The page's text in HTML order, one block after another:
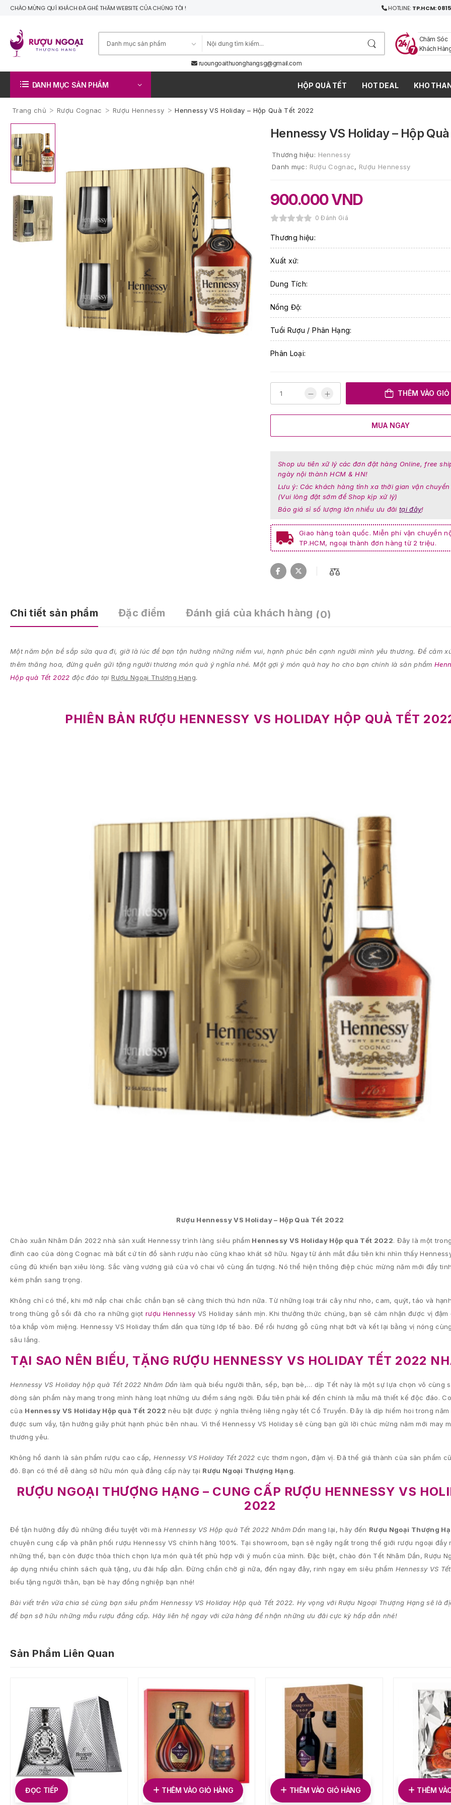
CHÀO MỪNG QUÍ KHÁCH ĐÃ GHÉ THĂM WEBSITE CỦA CHÚNG TÔI ! HOTLINE: TP.HCM:
ruoungoaithuonghangsg@gmail.com
Chăm Sóc
Khách
DANH MỤC SẢN PHẨM HỘP QUÀ TẾT HOT DEAL KHO
Trang chủ > Rượu Cognac > Rượu Hennessy > Hennessy VS Holiday – Hộp Quà Tết 2022
Hennessy VS Holiday – Hộp
Thương hiệu: Hennessy
Danh mục: Rượu Cognac, Rượu Hennessy
900.000VND
0 Đánh Giá
Thương hiệu:
Xuất xứ:
Dung Tích:
Nồng Độ:
Tuổi Rượu / Phân Hạng:
Phân Loại:
THÊM VÀO
MUA NGAY
Shop ưu tiên xữ lý các đơn đặt hàng Online, free
ngày nội thành HCM & HN!
Lưu ý: Các khách hàng tỉnh xa thời gian vận
(Vui lòng đặt sớm để Shop kịp xử lý)
Báo giá sỉ số lượng lớn nhiều ưu đãi tại đây!
Giao hàng toàn quốc. Miễn phí vận chuyển
TP.HCM, ngoại thành đơn hàng từ 2 triệu.
Chi tiết sản phẩm Đặc điểm Đánh giá của khách hàng (0)
Một năm bộn bề sắp sửa qua đi, giờ là lúc để bạn tận hưởng những niềm vui, hạnh phúc bên cạnh người mình yêu thương. Để cảm
thêm thăng hoa, đừng quên gửi tặng người thương món quà ý nghĩa nhé. Một gợi ý món quà hay ho cho bạn chính là sản phẩm
Hộp quà Tết 2022 độc đáo tạiRượu Ngoại Thượng Hạng.
PHIÊN BẢN RƯỢU HENNESSY VS HOLIDAY HỘP QUÀ TẾT
Rượu Hennessy VS Holiday – Hộp Quà Tết 2022
Chào xuân Nhâm Dần 2022 nhà sản xuất Hennessy trình làng siêu phẩm Hennessy VS Holiday Hộp quà Tết 2022. Đây là một
đỉnh cao của dòng Cognac mà bất cứ tín đồ sành rượu nào cũng khao khát sở hữu. Ngay từ ánh mắt đầu tiên khi nhìn thấy
cũng đủ khiến bạn xiêu lòng. Sắc vàng vương giả của vỏ chai vô cùng ấn tượng. Nó thể hiện thông điệp chúc mừng năm mới đầy
kém phần sang trọng.
Không chỉ có thế, khi mở nắp chai chắc chắn bạn sẽ càng thích thú hơn nữa. Từ những loại trái cây như nho, cam, quýt, táo và
trong thùng gỗ sồi đã cho ra những giọt rượu Hennessy VS Holiday sánh mịn. Khi thưởng thức chúng, bạn sẽ cảm nhận được vị
tỏa khắp vòm miệng. Hennessy VS Holiday thấm dần qua từng lớp tế bào. Để rồi hương gỗ cũng nhạt bớt và kết lại bằng vị nóng
sâu lắng.
TẠI SAO NÊN BIẾU, TẶNG RƯỢU HENNESSY VS HOLIDAY TẾT 2022
Hennessy VS Holiday hộp quà Tết 2022 Nhâm Dần làm quà biếu người thân, sếp, bạn bè,… dịp Tết này là một sự lựa chọn vô cùng
dòng sản phẩm này mang trong mình hàng loạt những ưu điểm sáng ngời. Đầu tiên phải kể đến chính là mẫu mã thiết kế độc đáo.
của Hennessy VS Holiday Hộp quà Tết 2022 nêu bật được ý nghĩa thiêng liêng ngày tết Cổ Truyền. Đây là dịp hiếm hoi trong
được sum vầy, tận hưởng giây phút hạnh phúc bên nhau. Vì thế Hennessy VS Holiday sẽ cùng bạn gửi lời chúc mừng năm mới may
thương yêu.
Không hổ danh là sản phẩm rượu cao cấp,Hennessy VS Holiday Tết 2022 cực thơm ngon, đậm vị. Đã thế giá thành của sản phẩm
đỏ. Bạn có thể dễ dàng sở hữu món quà đẳng cấp này tại Rượu Ngoại Thượng Hạng.
RƯỢU NGOẠI THƯỢNG HẠNG – CUNG CẤP RƯỢU HENNESSY VS
2022
Để tận hưởng đầy đủ những điều tuyệt vời màHennessy VS Hộp quà Tết 2022 Nhâm Dần mang lại, hãy đến Rượu Ngoại Thượng
chuyên cung cấp và phân phối rượu Hennessy VS chính hãng 100%. Tại showroom, bạn sẽ ngây ngất trong thế giới rượu ngoại đầy
những thế, bạn còn được thỏa thích chọn lựa món quà tết phù hợp với ý muốn của mình. Đặc biệt, chào đón Tết Nhâm Dần, Rượu
áp dụng nhiều chính sách quà tặng, ưu đãi hấp dẫn. Đừng chần chờ gì nữa, đến ngay đây, rinh ngay em siêu phẩm Hennessy VS
biếu tặng người thân, bạn bè hay đồng nghiệp bạn nhé!
Bài viết trên vừa chia sẻ cùng bạn siêu phẩm Hennessy VS Holiday Hộp quà Tết 2022. Hy vọng với Rượu Ngoại Thượng Hạngsẽ là
để bạn sở hữu những mẫu rượu đẳng cấp. Hãy liên hệ ngay với cửa hàng để nhận những ưu đãi cực kỳ hấp dẫn nhé!
Sản Phẩm Liên Quan
ĐỌC TIẾP THÊM VÀO GIỎ HÀNG THÊM VÀO GIỎ HÀNG THÊM